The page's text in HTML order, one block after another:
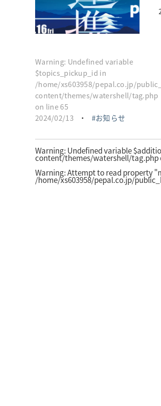
Warning: Undefined variable
$topics_pickup_id in
/home/xs603958/pepal.co.jp/
content/themes/watershell/tag.php
on line65
2024/02/13
・ お知らせ
Warning: Undefined variable
content/themes/watershell/tag.php
Warning: Attempt to read property
/home/xs603958/pepal.co.jp/